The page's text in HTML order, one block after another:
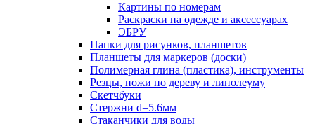
Картины по номерам
Раскраски на одежде и аксессуарах
ЭБРУ
Папки для рисунков, планшетов
Планшеты для маркеров (доски)
Полимерная глина (пластика), инструменты
Резцы, ножи по дереву и линолеуму
Скетчбуки
Стержни d=5.6мм
Стаканчики для воды